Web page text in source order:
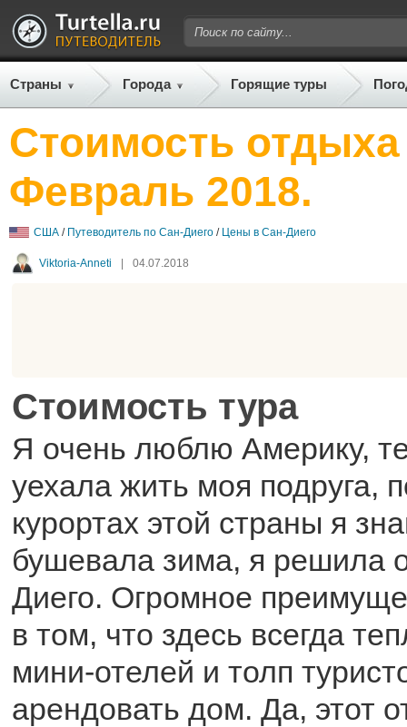
Страны Города Горящие туры
Стоимость
Февраль 2018.
США / Путеводитель по Сан-Диего / Цены в Сан-Диего
Viktoria-Anneti | 04.07.2018
Стоимость тура
Я очень люблю Америку,
уехала жить моя подруга,
курортах этой страны я
бушевала зима, я решила
Диего. Огромное
в том, что здесь всегда
мини-отелей и толп
арендовать дом. Да, этот